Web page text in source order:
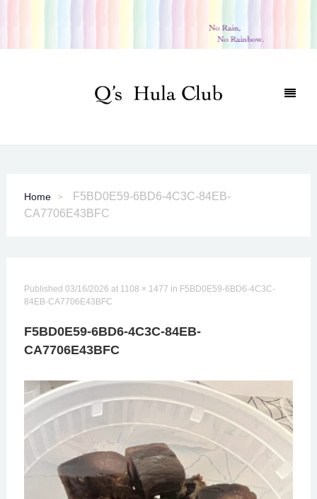
Home
F5BD0E59-6BD6-4C3C-84EB-
CA7706E43BFC
Published 03/16/2026 at 1108 × 1477 in F5BD0E59-6BD6-4C3C-
84EB-CA7706E43BFC
F5BD0E59-6BD6-4C3C-84EB-
CA7706E43BFC